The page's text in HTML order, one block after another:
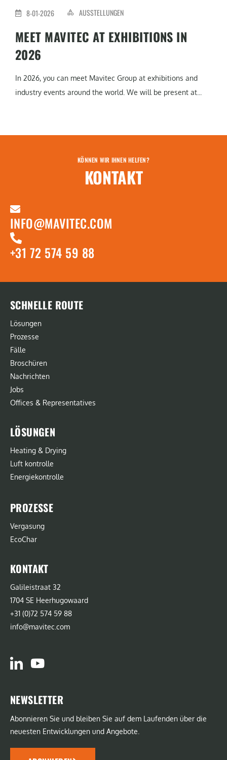
8-01-2026 AUSSTELLUNGEN
MEET MAVITEC AT EXHIBITIONS IN
2026
In 2026, you can meet Mavitec Group at exhibitions and
industry events around the world. We will be present at...
KÖNNEN WIR IHNEN HELFEN?
KONTAKT
INFO@MAVITEC.COM
+31 72 574 59 88
SCHNELLE ROUTE
Lösungen
Prozesse
Fälle
Broschüren
Nachrichten
Jobs
Offices & Representatives
LÖSUNGEN
Heating & Drying
Luft kontrolle
Energiekontrolle
PROZESSE
Vergasung
EcoChar
KONTAKT
Galileistraat 32
1704 SE Heerhugowaard
+31 (0)72 574 59 88
info@mavitec.com
NEWSLETTER
Abonnieren Sie und bleiben Sie auf dem Laufenden über die
neuesten Entwicklungen und Angebote.